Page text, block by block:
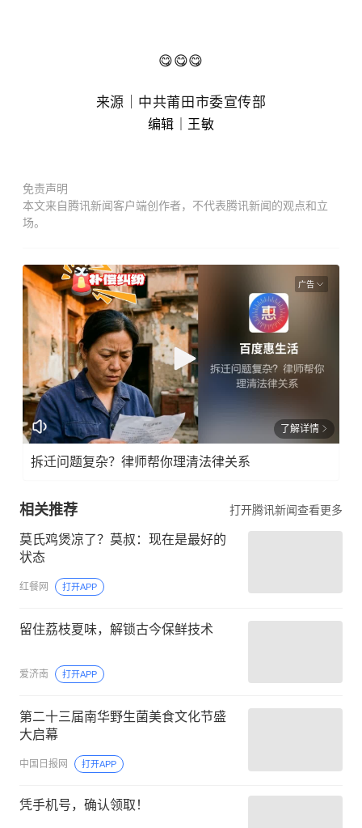
😋😋😋
来源｜中共莆田市委宣传部
编辑｜王敏
免责声明
本文来自腾讯新闻客户端创作者，不代表腾讯新闻的观点和立
场。
广告
了解详情
拆迁问题复杂？律师帮你理清法律关系
相关推荐 打开腾讯新闻查看更多
莫氏鸡煲凉了？莫叔：现在是最好的
状态
红餐网 打开APP
留住荔枝夏味，解锁古今保鲜技术
爱济南 打开APP
第二十三届南华野生菌美食文化节盛
大启幕
中国日报网 打开APP
凭手机号，确认领取！